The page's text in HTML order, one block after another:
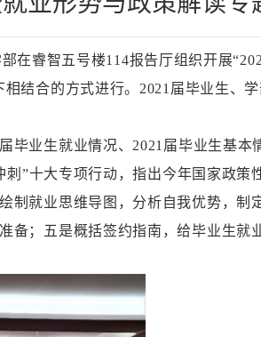
在睿智五号楼114报告厅组织开展
结合的方式进行。 2021届毕业生、
毕业生就业情况、2021届毕业生基本
”十大专项行动，指出今年国家政策
制就业思维导图，分析自我优势，制
备；五是概括签约指南，给毕业生就